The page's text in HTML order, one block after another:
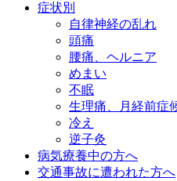
症状別
自律神経の乱れ
頭痛
腰痛、ヘルニア
めまい
不眠
生理痛、月経前症
冷え
逆子灸
病気療養中の方へ
交通事故に遭われた方へ